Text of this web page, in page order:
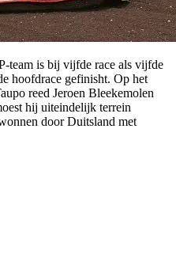
team is bij vijfde race als vijfde
hoofdrace gefinisht. Op het
reed Jeroen Bleekemolen
hij uiteindelijk terrein
door Duitsland met